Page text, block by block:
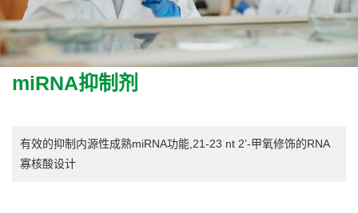
miRNA抑制剂
有效的抑制内源性成熟miRNA功能,21-23 nt 2’-甲氧修饰的RNA
寡核酸设计